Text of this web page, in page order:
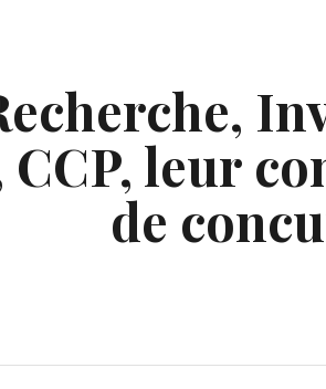
leur
de